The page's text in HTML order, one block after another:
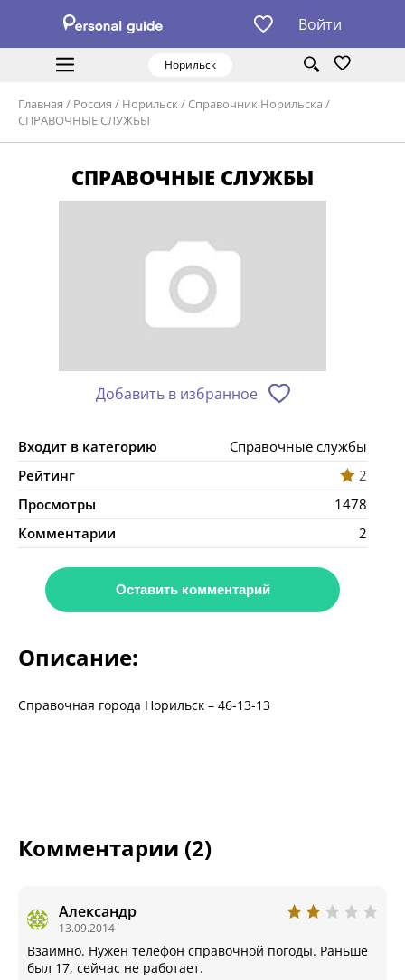
Войти
Норильск
Главная / Россия / Норильск / Справочник Норильска /
СПРАВОЧНЫЕ СЛУЖБЫ
СПРАВОЧНЫЕ СЛУЖБЫ
Добавить в избранное
Входит в категорию
Справочные службы
Рейтинг
2
Просмотры
1478
Комментарии
2
Оставить комментарий
Описание:
Справочная города Норильск – 46-13-13
Комментарии (2)
Александр
13.09.2014
Взаимно. Нужен телефон справочной погоды. Раньше
был 17, сейчас не работает.